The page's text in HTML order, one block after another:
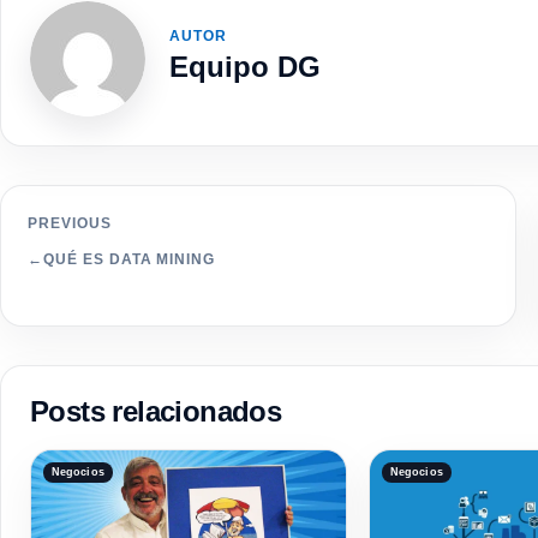
AUTOR
Equipo DG
PREVIOUS
← QUÉ ES DATA MINING
Posts relacionados
Negocios Negocios